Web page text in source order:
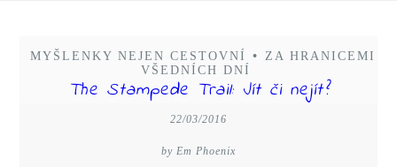
MYŠLENKY NEJEN CESTOVNÍ •
ZA HRANICEMI
VŠEDNÍCH DNÍ
The Stampede Trail: Jít či nejít?
22/03/2016
by Em Phoenix